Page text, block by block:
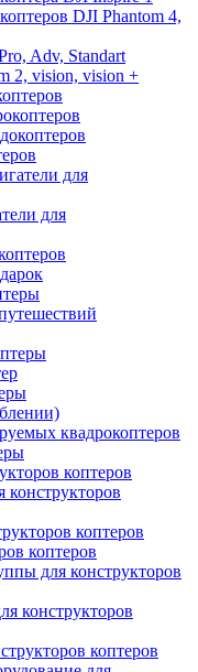
DJI Phantom 4,
Adv, Standart
2, vision, vision +
для
для
квадрокоптеров
коптеров
конструкторов
коптеров
коптеров
для конструкторов
конструкторов
коптеров